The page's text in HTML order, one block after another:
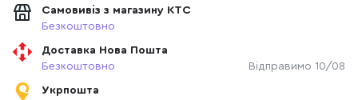
Самовивіз з магазину КТС
Безкоштовно
Доставка Нова Пошта
Безкоштовно
Відправимо 10/08
Укрпошта